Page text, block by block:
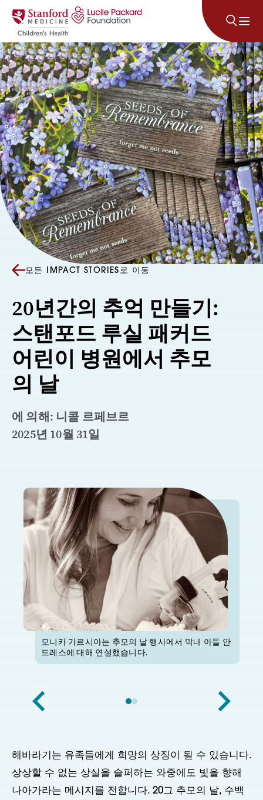
콘텐츠로 건너뛰기
모든 IMPACT STORIES로 이동
20년간의 추억 만들기:
스탠포드 루실 패커드
어린이 병원에서 추모
의 날
에 의해: 니콜 르페브르
2025년 10월 31일
모니카 가르시아는 추모의 날 행사에서 막내 아들 안
드레스에 대해 연설했습니다.
해바라기는 유족들에게 희망의 상징이 될 수 있습니다.
상상할 수 없는 상실을 슬퍼하는 와중에도 빛을 향해
나아가라는 메시지를 전합니다. 20그 추모의 날, 수백